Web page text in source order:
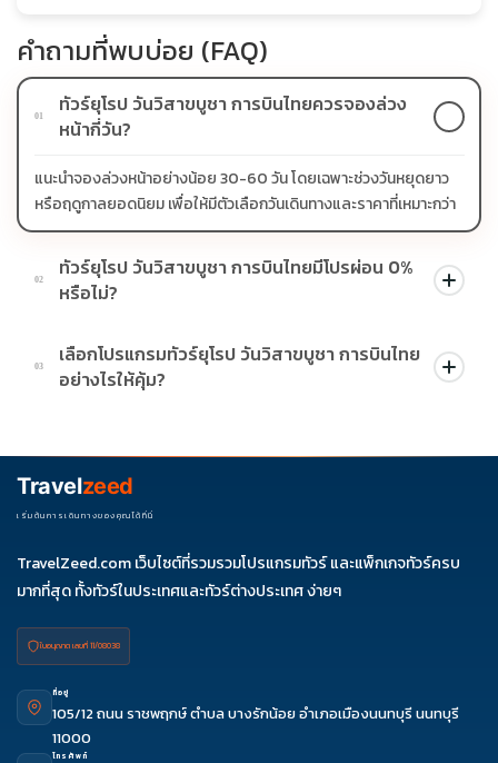
คำถามที่พบบ่อย (FAQ)
01
ทัวร์ยุโรป วันวิสาขบูชา การบินไทยควรจองล่วง
หน้ากี่วัน?
แนะนำจองล่วงหน้าอย่างน้อย 30-60 วัน โดยเฉพาะช่วงวันหยุดยาว
หรือฤดูกาลยอดนิยม เพื่อให้มีตัวเลือกวันเดินทางและราคาที่เหมาะกว่า
02
ทัวร์ยุโรป วันวิสาขบูชา การบินไทยมีโปรผ่อน 0%
หรือไม่?
บางโปรแกรมมีโปรผ่อน 0% หรือโปรโมชั่นบัตรเครดิตตามเงื่อนไขที่
บริษัทกำหนด สามารถดูสัญลักษณ์โปรโมชั่นในรายการทัวร์แต่ละ
รายการได้
03
เลือกโปรแกรมทัวร์ยุโรป วันวิสาขบูชา การบินไทย
อย่างไรให้คุ้ม?
ช่วงราคา ไม่ควรเทียบจากราคาต่ำสุดเพียงอย่างเดียว
Travelzeed
เริ่มต้นการเดินทางของคุณได้ที่นี่
TravelZeed.com เว็บไซต์ที่รวมรวมโปรแกรมทัวร์ และแพ็กเกจทัวร์ครบ
มากที่สุด ทั้งทัวร์ในประเทศและทัวร์ต่างประเทศ ง่ายๆ
ใบอนุญาต เลขที่ 11/08038
ที่อยู่
105/12 ถนน ราชพฤกษ์ ตำบล บางรักน้อย อำเภอเมืองนนทบุรี นนทบุรี
11000
โทรศัพท์